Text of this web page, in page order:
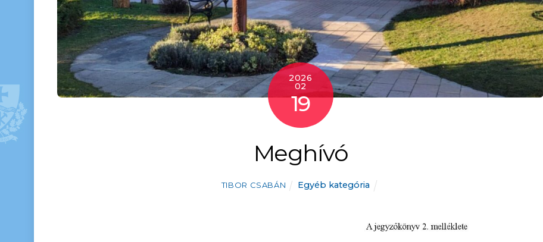
2026
02
19
Meghívó
TIBOR CSABÁN Egyéb kategória